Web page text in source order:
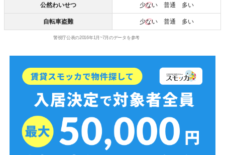
公然わいせつ 少ない普通 多い
自転車盗難 少ない普通 多い
警視庁公表の2016年1月~7月のデータを参考